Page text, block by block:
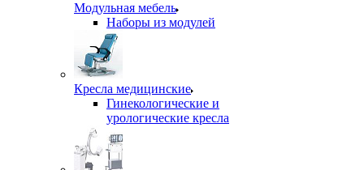
Модульная мебель
Наборы из модулей
Кресла медицинские
Гинекологические и
урологические кресла